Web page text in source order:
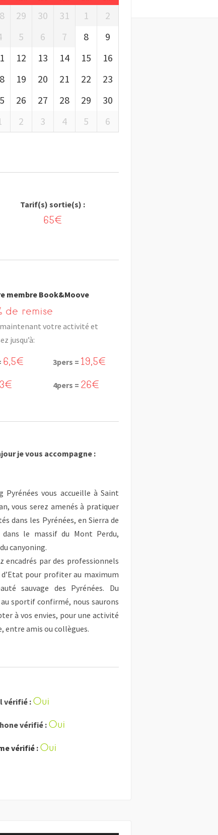
29 30 31 1
2
5 6 7 8
9
12 13 14 15
16
19 20 21 22
23
26 27 28 29
30
2 3 4 5 6
Tarif(s) sortie(s) :
65€
membre Book&Moove
de remise
maintenant votre activité et
jusqu’à:
6,5€ 3pers = 19,5€
4pers = 26€
je vous accompagne :
Pyrénées vous accueille à Saint
vous serez amenés à pratiquer
dans les Pyrénées, en Sierra de
dans le massif du Mont Perdu,
canyoning.
encadrés par des professionnels
pour profiter au maximum
sauvage des Pyrénées. Du
sportif confirmé, nous saurons
à vos envies, pour une activité
entre amis ou collègues.
vérifié :Oui
vérifié :Oui
vérifié :Oui